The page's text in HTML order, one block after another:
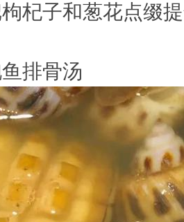
杞子和葱花点缀
排骨汤